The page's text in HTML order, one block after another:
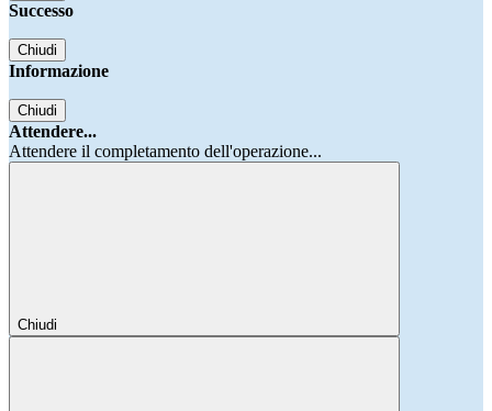
Successo
Chiudi
Informazione
Chiudi
Attendere...
Attendere il completamento dell'operazione...
Chiudi